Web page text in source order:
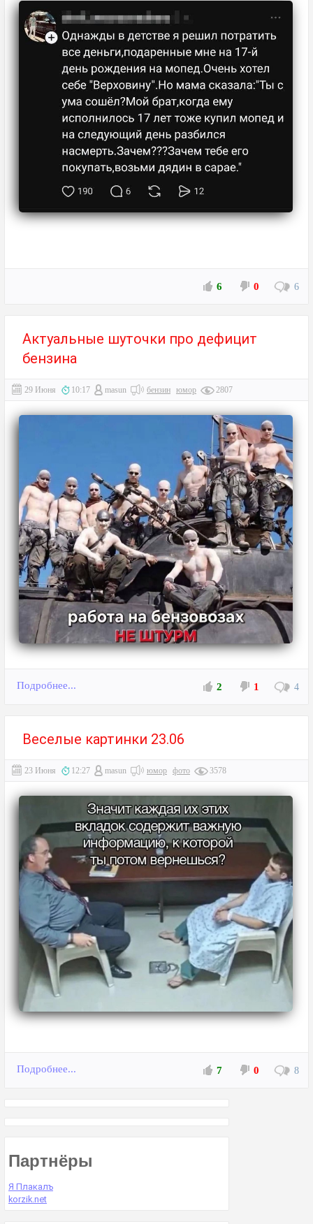
6 0 6
Актуальные шуточки про дефицит
бензина
29 Июня 10:17 masun бензин юмор 2807
Подробнее... 2 1 4
Веселые картинки 23.06
23 Июня 12:27 masun юмор фото 3578
Подробнее... 7 0 8
Партнёры
Я Плакалъ
korzik.net